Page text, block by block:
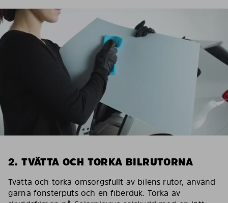
2. TVÄTTA OCH TORKA BILRUTORNA
Tvätta och torka omsorgsfullt av bilens rutor, använd
gärna fönsterputs och en fiberduk. Torka av